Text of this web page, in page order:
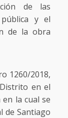
de las
pública y el
de la obra
1260/2018,
en el
en la cual se
de Santiago